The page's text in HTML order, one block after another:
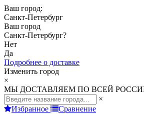
Ваш город:
Санкт-Петербург
Ваш город
Санкт-Петербург?
Нет
Да
Подробнее о доставке
Изменить город
×
МЫ ДОСТАВЛЯЕМ ПО ВСЕЙ
×
Избранное
Сравнение